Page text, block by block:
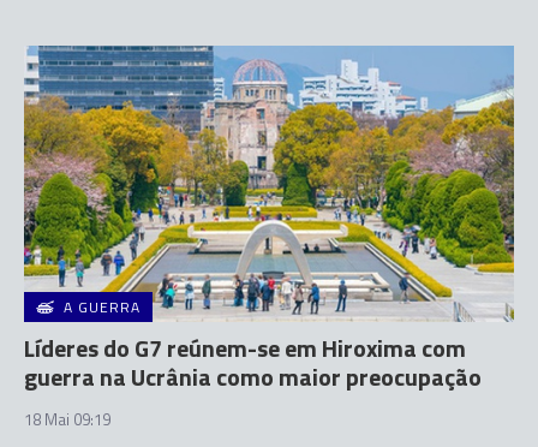
A GUERRA
Líderes do G7 reúnem-se em Hiroxima com
guerra na Ucrânia como maior preocupação
18 Mai 09:19